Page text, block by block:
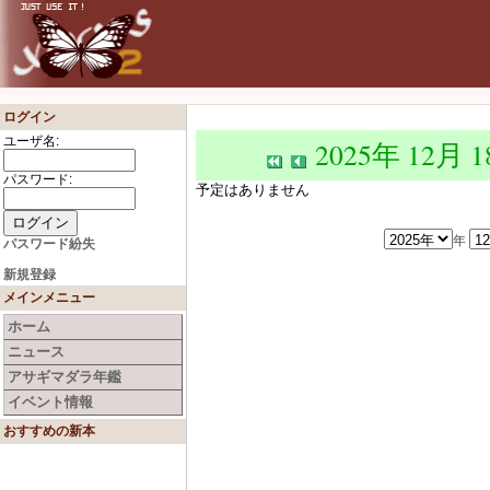
ログイン
ユーザ名:
パスワード:
パスワード紛失
新規登録
メインメニュー
ホーム
ニュース
アサギマダラ年鑑
イベント情報
おすすめの新本
2025年 12月
予定はありません
年